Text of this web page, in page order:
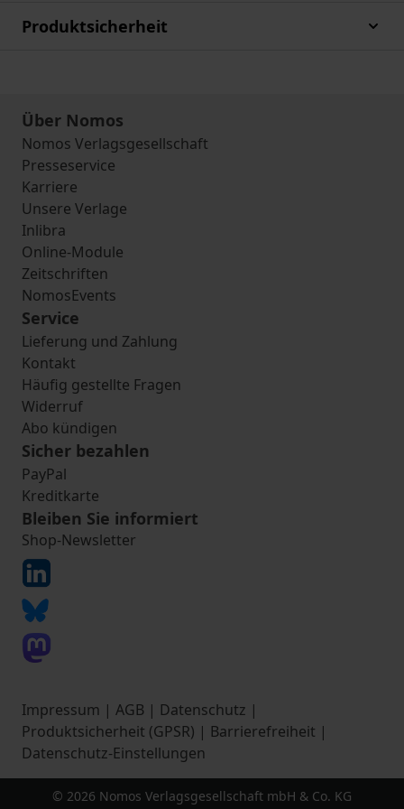
Produktsicherheit
Über Nomos
Nomos Verlagsgesellschaft
Presseservice
Karriere
Unsere Verlage
Inlibra
Online-Module
Zeitschriften
NomosEvents
Service
Lieferung und Zahlung
Kontakt
Häufig gestellte Fragen
Widerruf
Abo kündigen
Sicher bezahlen
PayPal
Kreditkarte
Bleiben Sie informiert
Shop-Newsletter
Impressum | AGB | Datenschutz |
Produktsicherheit (GPSR) | Barrierefreiheit |
Datenschutz-Einstellungen
© 2026 Nomos Verlagsgesellschaft mbH & Co. KG